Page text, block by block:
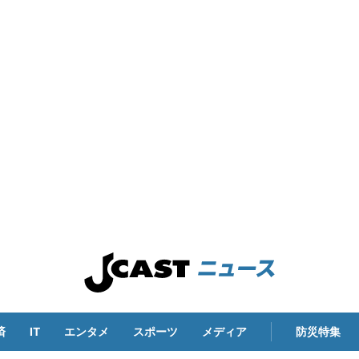
IT エンタメ スポーツ メディア 防災特集